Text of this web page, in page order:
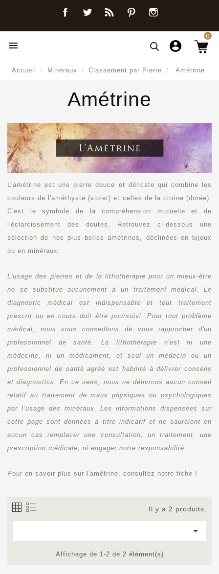
FacebookTwitter Blog Pinterest

0
Accueil Minéraux Classement par Pierre Amétrine
Amétrine
L'amétrine est une pierre douce et délicate qui combine les
couleurs de l'améthyste (violet) et celles de la citrine (dorée).
C'est le symbole de la compréhension mutuelle et de
l'éclarcissement des doutes. Retrouvez ci-dessous une
sélection de nos plus belles amétrines, déclinées en bijoux
ou en minéraux.
L'usage des pierres et de la lithothérapie pour un mieux-être
ne se substitue aucunement à un traitement médical. Le
diagnostic médical est indispensable et tout traitement
prescrit ou en cours doit être poursuivi. Pour tout problème
médical, nous vous conseillons de vous rapprocher d'un
professionnel de santé. La lithothérapie n'est ni une
médecine, ni un médicament, et seul un médecin ou un
professionnel de santé agréé est habilité à délivrer conseils
et diagnostics. En ce sens, nous ne délivrons aucun conseil
relatif au traitement de maux physiques ou psychologiques
par l’usage des minéraux. Les informations dispensées sur
cette page sont données à titre indicatif et ne sauraient en
aucun cas remplacer une consultation, un traitement, une
prescription médicale, ni engager notre responsabilité.
Pour en savoir plus sur l'amétrine, consultez notre fiche !
Il y a 2 produits.

Affichage de 1-2 de 2 élément(s)